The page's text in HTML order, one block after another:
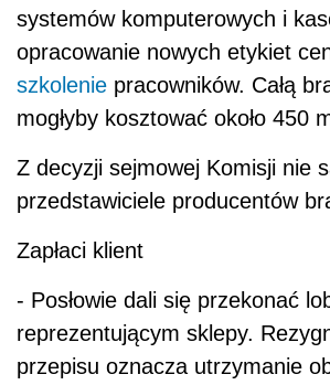
systemów komputerowych i
opracowanie nowych etykiet
szkolenie pracowników. Całą
mogłyby kosztować około 450
Z decyzji sejmowej Komisji nie
przedstawiciele producentów
Zapłaci klient
- Posłowie dali się przekonać
reprezentującym sklepy.
przepisu oznacza utrzymanie